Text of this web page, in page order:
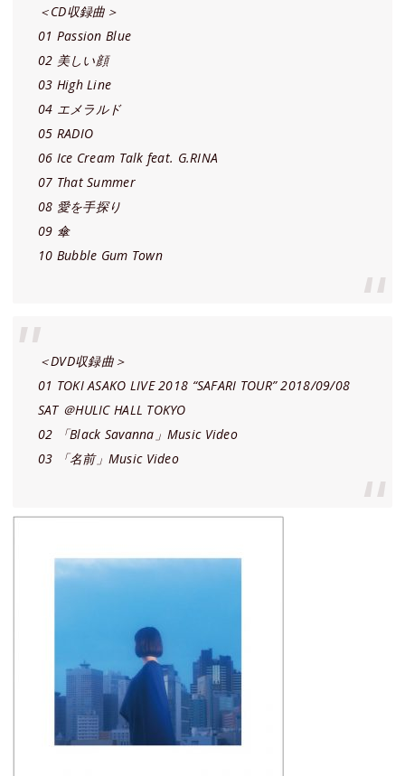
＜CD収録曲＞
01 Passion Blue
02 美しい顔
03 High Line
04 エメラルド
05 RADIO
06 Ice Cream Talk feat. G.RINA
07 That Summer
08 愛を手探り
09 傘
10 Bubble Gum Town
＜DVD収録曲＞
01 TOKI ASAKO LIVE 2018 “SAFARI TOUR” 2018/09/08
SAT ＠HULIC HALL TOKYO
02 「Black Savanna」Music Video
03 「名前」Music Video